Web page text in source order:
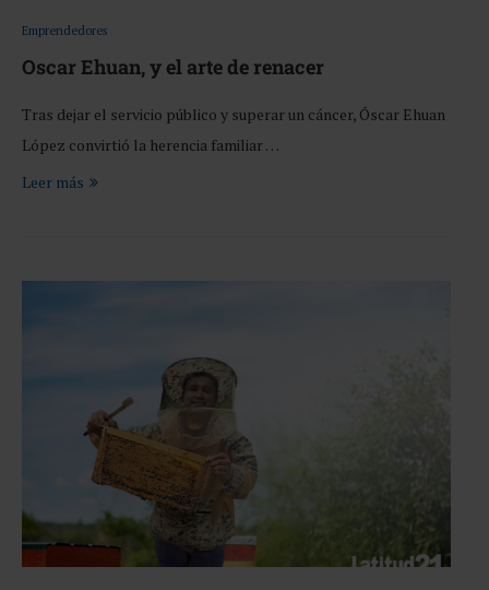
Emprendedores
Oscar Ehuan, y el arte de renacer
Tras dejar el servicio público y superar un cáncer, Óscar Ehuan
López convirtió la herencia familiar …
Leer más